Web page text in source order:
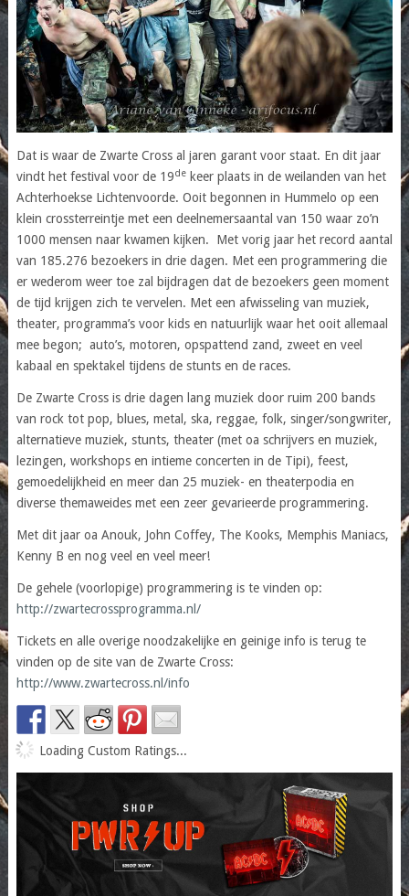
Dat is waar de Zwarte Cross al jaren garant voor staat. En dit jaar
vindt het festival voor de 19dekeer plaats in de weilanden van het
Achterhoekse Lichtenvoorde. Ooit begonnen in Hummelo op een
klein crossterreintje met een deelnemersaantal van 150 waar zo’n
1000 mensen naar kwamen kijken. Met vorig jaar het record aantal
van 185.276 bezoekers in drie dagen. Met een programmering die
er wederom weer toe zal bijdragen dat de bezoekers geen moment
de tijd krijgen zich te vervelen. Met een afwisseling van muziek,
theater, programma’s voor kids en natuurlijk waar het ooit allemaal
mee begon; auto’s, motoren, opspattend zand, zweet en veel
kabaal en spektakel tijdens de stunts en de races.
De Zwarte Cross is drie dagen lang muziek door ruim 200 bands
van rock tot pop, blues, metal, ska, reggae, folk, singer/songwriter,
alternatieve muziek, stunts, theater (met oa schrijvers en muziek,
lezingen, workshops en intieme concerten in de Tipi), feest,
gemoedelijkheid en meer dan 25 muziek- en theaterpodia en
diverse themaweides met een zeer gevarieerde programmering.
Met dit jaar oa Anouk, John Coffey, The Kooks, Memphis Maniacs,
Kenny B en nog veel en veel meer!
De gehele (voorlopige) programmering is te vinden op:
http://zwartecrossprogramma.nl/
Tickets en alle overige noodzakelijke en geinige info is terug te
vinden op de site van de Zwarte Cross:
http://www.zwartecross.nl/info
Loading Custom Ratings...